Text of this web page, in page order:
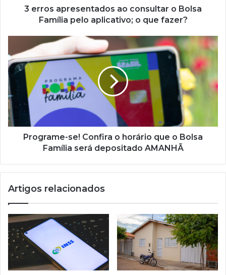
aplicativo;3 erros apresentados ao consultar o Bolsa
Família pelo aplicativo; o que fazer?
Confira
o
horário
que
o
Bolsa
Família
Programe-se! Confira o horário que o Bolsa
Família será depositado AMANHÃ
Artigos relacionados